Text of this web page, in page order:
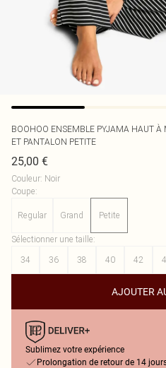
BOOHOO ENSEMBLE PYJAMA HAUT À
ET PANTALON PETITE
25,00 €
Couleur: Noir
Coupe:
Regular Grand Petite
Sélectionner une taille:
34
36 38 40 42
AJOUTER
Sublimez votre expérience
Prolongation de retour de 14